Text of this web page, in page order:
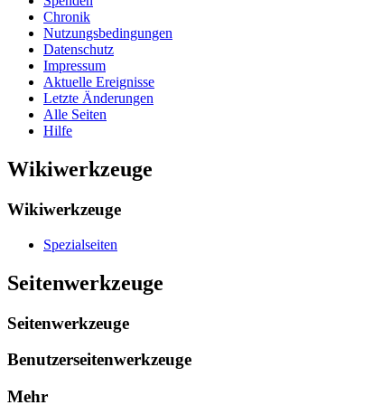
Chronik
Nutzungsbedingungen
Datenschutz
Impressum
Aktuelle Ereignisse
Letzte Änderungen
Alle Seiten
Hilfe
Wikiwerkzeuge
Wikiwerkzeuge
Spezialseiten
Seitenwerkzeuge
Seitenwerkzeuge
Benutzerseitenwerkzeuge
Mehr